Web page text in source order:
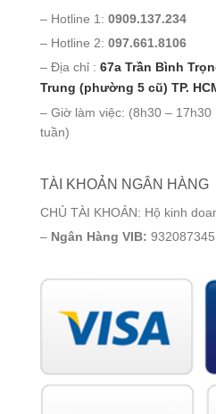
– Hotline 1: 0909.137.234
– Hotline 2: 097.661.8106
– Địa chỉ : 67a Trần Bình
Trung (phường 5 cũ) TP.
– Giờ làm việc: (8h30 –
tuần)
TÀI KHOẢN NGÂN HÀNG
CHỦ TÀI KHOẢN: Hộ kinh
– Ngân Hàng VIB: 932087345